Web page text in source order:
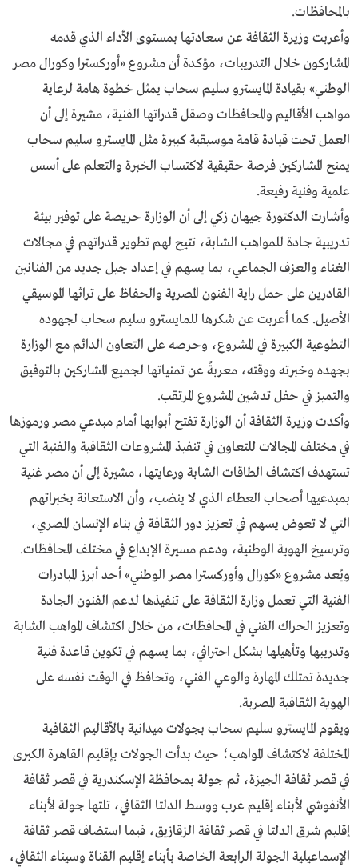
بالمحافظات.
وأعربت وزيرة الثقافة عن سعادتها بمستوى الأداء الذي قدمه
المشاركون خلال التدريبات، مؤكدة أن مشروع «أوركسترا وكورال مصر
الوطني» بقيادة المايسترو سليم سحاب يمثل خطوة هامة لرعاية
مواهب الأقاليم والمحافظات وصقل قدراتها الفنية، مشيرة إلى أن
العمل تحت قيادة قامة موسيقية كبيرة مثل المايسترو سليم سحاب
يمنح المشاركين فرصة حقيقية لاكتساب الخبرة والتعلم على أسس
علمية وفنية رفيعة.
وأشارت الدكتورة جيهان زكي إلى أن الوزارة حريصة على توفير بيئة
تدريبية جادة للمواهب الشابة، تتيح لهم تطوير قدراتهم في مجالات
الغناء والعزف الجماعي، بما يسهم في إعداد جيل جديد من الفنانين
القادرين على حمل راية الفنون المصرية والحفاظ على تراثها الموسيقي
الأصيل. كما أعربت عن شكرها للمايسترو سليم سحاب لجهوده
التطوعية الكبيرة في المشروع، وحرصه على التعاون الدائم مع الوزارة
بجهده وخبرته ووقته، معربةً عن تمنياتها لجميع المشاركين بالتوفيق
والتميز في حفل تدشين المشروع المرتقب.
وأكدت وزيرة الثقافة أن الوزارة تفتح أبوابها أمام مبدعي مصر ورموزها
في مختلف المجالات للتعاون في تنفيذ المشروعات الثقافية والفنية التي
تستهدف اكتشاف الطاقات الشابة ورعايتها، مشيرة إلى أن مصر غنية
بمبدعيها أصحاب العطاء الذي لا ينضب، وأن الاستعانة بخبراتهم
التي لا تعوض يسهم في تعزيز دور الثقافة في بناء الإنسان المصري،
وترسيخ الهوية الوطنية، ودعم مسيرة الإبداع في مختلف المحافظات.
ويُعد مشروع «كورال وأوركسترا مصر الوطني» أحد أبرز المبادرات
الفنية التي تعمل وزارة الثقافة على تنفيذها لدعم الفنون الجادة
وتعزيز الحراك الفني في المحافظات، من خلال اكتشاف المواهب الشابة
وتدريبها وتأهيلها بشكل احترافي، بما يسهم في تكوين قاعدة فنية
جديدة تمتلك المهارة والوعي الفني، وتحافظ في الوقت نفسه على
الهوية الثقافية المصرية.
ويقوم المايسترو سليم سحاب بجولات ميدانية بالأقاليم الثقافية
المختلفة لاكتشاف المواهب؛ حيث بدأت الجولات بإقليم القاهرة الكبرى
في قصر ثقافة الجيزة، ثم جولة بمحافظة الإسكندرية في قصر ثقافة
الأنفوشي لأبناء إقليم غرب ووسط الدلتا الثقافي، تلتها جولة لأبناء
إقليم شرق الدلتا في قصر ثقافة الزقازيق، فيما استضاف قصر ثقافة
الإسماعيلية الجولة الرابعة الخاصة بأبناء إقليم القناة وسيناء الثقافي،